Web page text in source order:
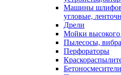
Машины
угловые,
Дрели
Мойки высокого
Пылесосы,
Перфораторы
Бетоносмесители